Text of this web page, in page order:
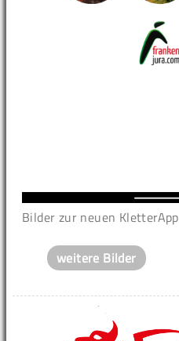
Bilder zur neuen KletterApp
weitere Bilder